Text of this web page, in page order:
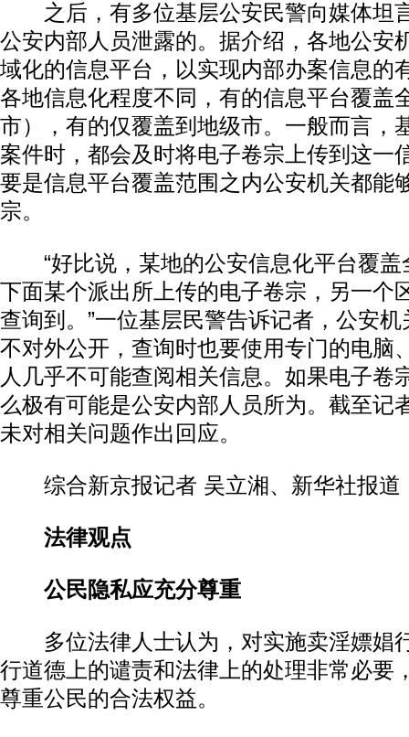
之后，有多位基层公安民警向媒体坦
公安内部人员泄露的。据介绍，各地公安
域化的信息平台，以实现内部办案信息的
各地信息化程度不同，有的信息平台覆盖
市），有的仅覆盖到地级市。一般而言，
案件时，都会及时将电子卷宗上传到这一
要是信息平台覆盖范围之内公安机关都能
宗。
“好比说，某地的公安信息化平台覆盖
下面某个派出所上传的电子卷宗，另一个
查询到。”一位基层民警告诉记者，公安
不对外公开，查询时也要使用专门的电脑
人几乎不可能查阅相关信息。如果电子卷
么极有可能是公安内部人员所为。截至记
未对相关问题作出回应。
综合新京报记者 吴立湘、新华社报道
法律观点
公民隐私应充分尊重
多位法律人士认为，对实施卖淫嫖娼
行道德上的谴责和法律上的处理非常必要
尊重公民的合法权益。